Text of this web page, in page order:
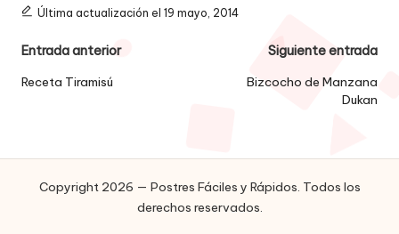
Última actualización el 19 mayo, 2014
Navegación
de
Entrada anterior
Receta Tiramisú
Siguiente entrada
Bizcocho de Manzana
Dukan
Copyright 2026 — Postres Fáciles y Rápidos. Todos los
derechos reservados.